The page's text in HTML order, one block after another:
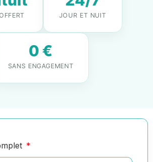
JOUR ET NUIT
0 €
SANS ENGAGEMENT